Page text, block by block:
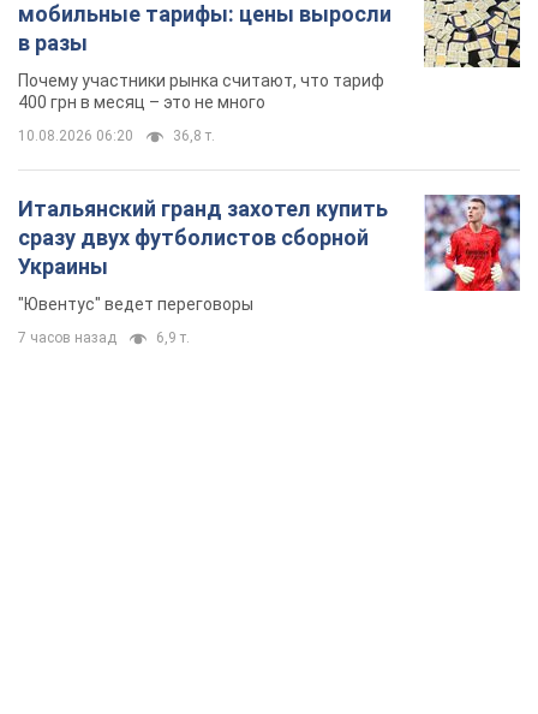
мобильные тарифы: цены выросли
в разы
Почему участники рынка считают, что тариф
400 грн в месяц – это не много
10.08.2026 06:20 36,8 т.
Итальянский гранд захотел купить
сразу двух футболистов сборной
Украины
"Ювентус" ведет переговоры
7 часов назад 6,9 т.